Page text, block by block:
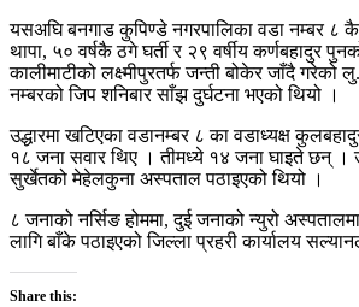
यसअघि बनगाड कुपिण्डे नगरपालिका वडा नम्बर ८ कै
थापा, ५० वर्षकै ठगे घर्ती र २९ वर्षीय कर्णबहादुर
कालीमाटीको लक्ष्मीपुरतर्फ जन्ती बोकेर जाँदै
नम्बरको जिप शनिबार साँझ दुर्घटना भएको थियो ।
उद्धारमा खटिएका वडानम्बर ८ का वडाध्यक्ष
१८ जना सवार थिए । तीमध्ये १४ जना घाइते छन् ।
सुर्खेतको मेहेलकुना अस्पताल पठाइएको थियो ।
८ जनाको नर्सिङ होममा, दुई जनाको न्युरो
लागि बाँके पठाइएको जिल्ला प्रहरी कार्यालय
Share this: